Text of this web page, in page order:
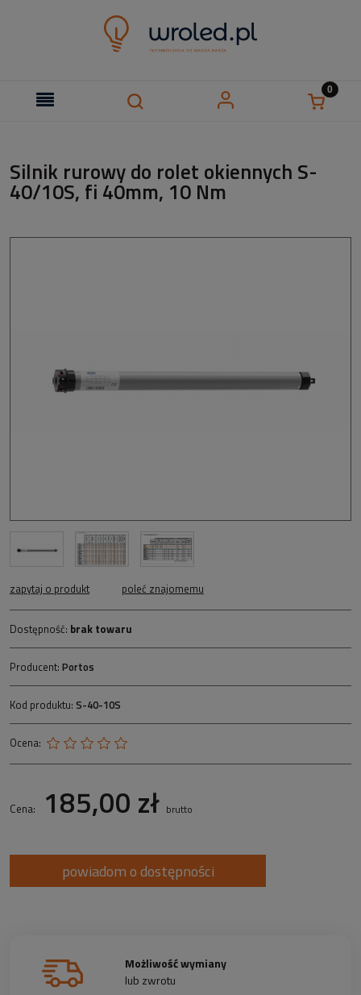
Silnik rurowy do rolet okiennych S-
40/10S, fi 40mm, 10 Nm
zapytaj o produkt poleć znajomemu
Dostępność: brak towaru
Producent: Portos
Kod produktu: S-40-10S
Ocena:
Cena: 185,00 zł brutto
powiadom o dostępności
Możliwość wymiany
lub zwrotu